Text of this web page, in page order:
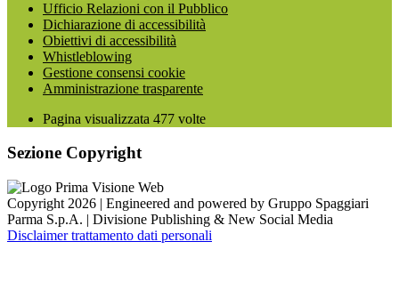
Ufficio Relazioni con il Pubblico
Dichiarazione di accessibilità
Obiettivi di accessibilità
Whistleblowing
Gestione consensi cookie
Amministrazione trasparente
Pagina visualizzata 477 volte
Sezione Copyright
Copyright 2026 | Engineered and powered by Gruppo Spaggiari
Parma S.p.A. | Divisione Publishing & New Social Media
Disclaimer trattamento dati personali